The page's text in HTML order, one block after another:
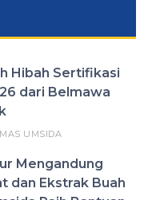
Hibah Sertifikasi
dari Belmawa
UMSIDA
Mengandung
dan Ekstrak Buah